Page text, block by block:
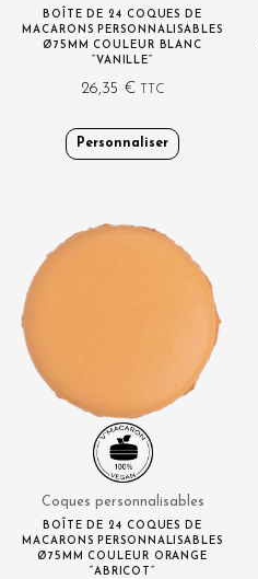
BOÎTE DE 24 COQUES DE
MACARONS PERSONNALISABLES
Ø75MM COULEUR BLANC
“VANILLE”
26,35 € TTC
Personnaliser
Coques personnalisables
BOÎTE DE 24 COQUES DE
MACARONS PERSONNALISABLES
Ø75MM COULEUR ORANGE
“ABRICOT”